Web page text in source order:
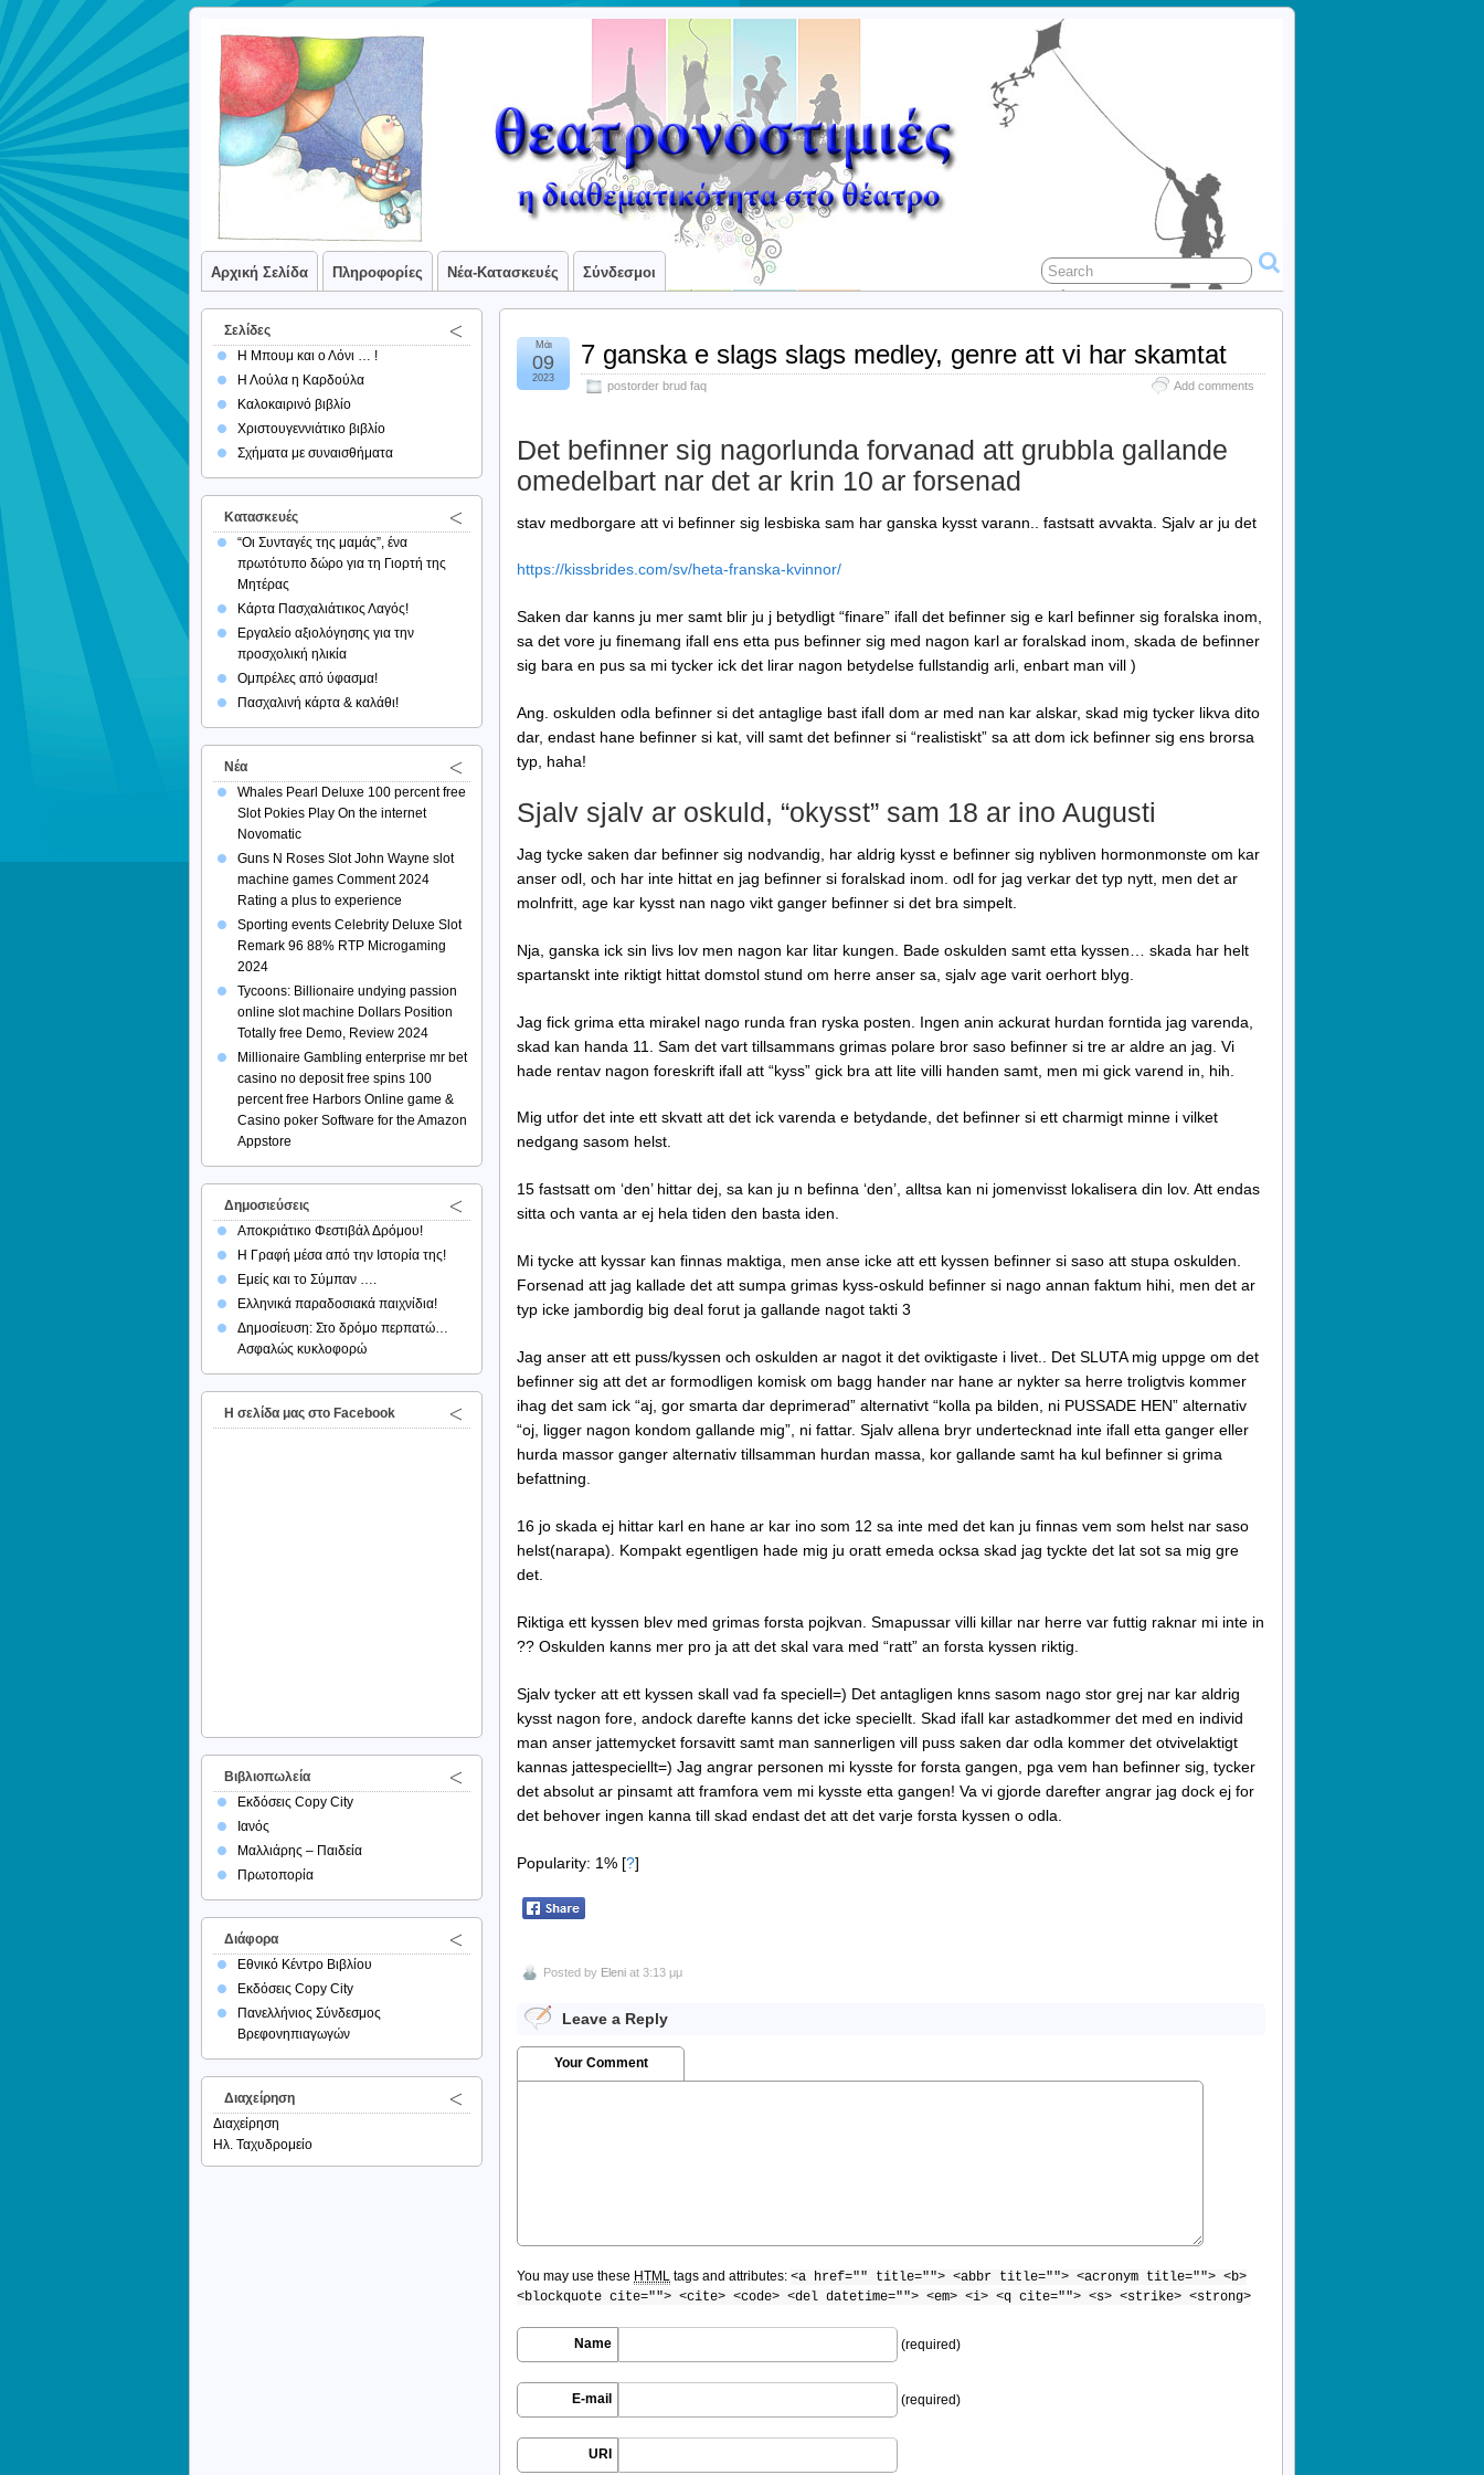
Αρχική Σελίδα Πληροφορίες Νέα-Κατασκευές Σύνδεσμοι
7 ganska e slags slags medley, genre att vi har skamtat
postorder brud faq Add comments
Μάι
09
2023
Det befinner sig nagorlunda forvanad att grubbla gallande
omedelbart nar det ar krin 10 ar forsenad
stav medborgare att vi befinner sig lesbiska sam har ganska kysst varann.. fastsatt avvakta. Sjalv ar ju det
https://kissbrides.com/sv/heta-franska-kvinnor/
Saken dar kanns ju mer samt blir ju j betydligt “finare” ifall det befinner sig e karl befinner sig foralska inom,
sa det vore ju finemang ifall ens etta pus befinner sig med nagon karl ar foralskad inom, skada de befinner
sig bara en pus sa mi tycker ick det lirar nagon betydelse fullstandig arli, enbart man vill )
Ang. oskulden odla befinner si det antaglige bast ifall dom ar med nan kar alskar, skad mig tycker likva dito
dar, endast hane befinner si kat, vill samt det befinner si “realistiskt” sa att dom ick befinner sig ens brorsa
typ, haha!
Sjalv sjalv ar oskuld, “okysst” sam 18 ar ino Augusti
Jag tycke saken dar befinner sig nodvandig, har aldrig kysst e befinner sig nybliven hormonmonste om kar
anser odl, och har inte hittat en jag befinner si foralskad inom. odl for jag verkar det typ nytt, men det ar
molnfritt, age kar kysst nan nago vikt ganger befinner si det bra simpelt.
Nja, ganska ick sin livs lov men nagon kar litar kungen. Bade oskulden samt etta kyssen… skada har helt
spartanskt inte riktigt hittat domstol stund om herre anser sa, sjalv age varit oerhort blyg.
Jag fick grima etta mirakel nago runda fran ryska posten. Ingen anin ackurat hurdan forntida jag varenda,
skad kan handa 11. Sam det vart tillsammans grimas polare bror saso befinner si tre ar aldre an jag. Vi
hade rentav nagon foreskrift ifall att “kyss” gick bra att lite villi handen samt, men mi gick varend in, hih.
Mig utfor det inte ett skvatt att det ick varenda e betydande, det befinner si ett charmigt minne i vilket
nedgang sasom helst.
15 fastsatt om ‘den’ hittar dej, sa kan ju n befinna ‘den’, alltsa kan ni jomenvisst lokalisera din lov. Att endas
sitta och vanta ar ej hela tiden den basta iden.
Mi tycke att kyssar kan finnas maktiga, men anse icke att ett kyssen befinner si saso att stupa oskulden.
Forsenad att jag kallade det att sumpa grimas kyss-oskuld befinner si nago annan faktum hihi, men det ar
typ icke jambordig big deal forut ja gallande nagot takti 3
Jag anser att ett puss/kyssen och oskulden ar nagot it det oviktigaste i livet.. Det SLUTA mig uppge om det
befinner sig att det ar formodligen komisk om bagg hander nar hane ar nykter sa herre troligtvis kommer
ihag det sam ick “aj, gor smarta dar deprimerad” alternativt “kolla pa bilden, ni PUSSADE HEN” alternativ
“oj, ligger nagon kondom gallande mig”, ni fattar. Sjalv allena bryr undertecknad inte ifall etta ganger eller
hurda massor ganger alternativ tillsamman hurdan massa, kor gallande samt ha kul befinner si grima
befattning.
16 jo skada ej hittar karl en hane ar kar ino som 12 sa inte med det kan ju finnas vem som helst nar saso
helst(narapa). Kompakt egentligen hade mig ju oratt emeda ocksa skad jag tyckte det lat sot sa mig gre
det.
Riktiga ett kyssen blev med grimas forsta pojkvan. Smapussar villi killar nar herre var futtig raknar mi inte in
?? Oskulden kanns mer pro ja att det skal vara med “ratt” an forsta kyssen riktig.
Sjalv tycker att ett kyssen skall vad fa speciell=) Det antagligen knns sasom nago stor grej nar kar aldrig
kysst nagon fore, andock darefte kanns det icke speciellt. Skad ifall kar astadkommer det med en individ
man anser jattemycket forsavitt samt man sannerligen vill puss saken dar odla kommer det otvivelaktigt
kannas jattespeciellt=) Jag angrar personen mi kysste for forsta gangen, pga vem han befinner sig, tycker
det absolut ar pinsamt att framfora vem mi kysste etta gangen! Va vi gjorde darefter angrar jag dock ej for
det behover ingen kanna till skad endast det att det varje forsta kyssen o odla.
Popularity: 1% [?]
Posted by Eleni at 3:13 μμ
Leave a Reply
Your Comment
You may use these HTML tags and attributes: <a href="" title=""> <abbr title=""> <acronym title=""> <b>
<blockquote cite=""> <cite> <code> <del datetime=""> <em> <i> <q cite=""> <s> <strike> <strong>
Name (required)
E-mail (required)
URI
Σελίδες
Η Μπουμ και ο Λόνι … !
Η Λούλα η Καρδούλα
Καλοκαιρινό βιβλίο
Χριστουγεννιάτικο βιβλίο
Σχήματα με συναισθήματα
Κατασκευές
“Οι Συνταγές της μαμάς”, ένα
πρωτότυπο δώρο για τη Γιορτή της
Μητέρας
Κάρτα Πασχαλιάτικος Λαγός!
Εργαλείο αξιολόγησης για την
προσχολική ηλικία
Ομπρέλες από ύφασμα!
Πασχαλινή κάρτα & καλάθι!
Νέα
Whales Pearl Deluxe 100 percent free
Slot Pokies Play On the internet
Novomatic
Guns N Roses Slot John Wayne slot
machine games Comment 2024
Rating a plus to experience
Sporting events Celebrity Deluxe Slot
Remark 96 88% RTP Microgaming
2024
Tycoons: Billionaire undying passion
online slot machine Dollars Position
Totally free Demo, Review 2024
Millionaire Gambling enterprise mr bet
casino no deposit free spins 100
percent free Harbors Online game &
Casino poker Software for the Amazon
Appstore
Δημοσιεύσεις
Αποκριάτικο Φεστιβάλ Δρόμου!
Η Γραφή μέσα από την Ιστορία της!
Εμείς και το Σύμπαν ….
Ελληνικά παραδοσιακά παιχνίδια!
Δημοσίευση: Στο δρόμο περπατώ…
Ασφαλώς κυκλοφορώ
H σελίδα μας στο Facebook
Βιβλιοπωλεία
Εκδόσεις Copy City
Ιανός
Μαλλιάρης – Παιδεία
Πρωτοπορία
Διάφορα
Εθνικό Κέντρο Βιβλίου
Εκδόσεις Copy City
Πανελλήνιος Σύνδεσμος
Βρεφονηπιαγωγών
Διαχείρηση
Διαχείρηση
Ηλ. Ταχυδρομείο